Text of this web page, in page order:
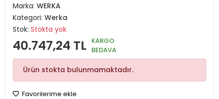
Marka: WERKA
Kategori: Werka
Stok: Stokta yok
40.747,24 TL KARGO
BEDAVA
Ürün stokta bulunmamaktadır.
Favorilerime ekle